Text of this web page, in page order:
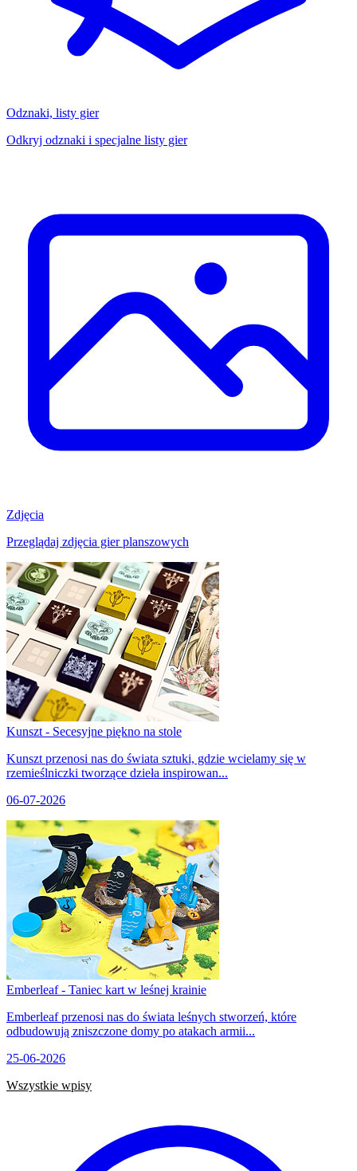
Odznaki, listy gier
Odkryj odznaki i specjalne listy gier
Zdjęcia
Przeglądaj zdjęcia gier planszowych
Kunszt - Secesyjne piękno na stole
Kunszt przenosi nas do świata sztuki, gdzie wcielamy się w
rzemieślniczki tworzące dzieła inspirowan...
06-07-2026
Emberleaf - Taniec kart w leśnej krainie
Emberleaf przenosi nas do świata leśnych stworzeń, które
odbudowują zniszczone domy po atakach armii...
25-06-2026
Wszystkie wpisy